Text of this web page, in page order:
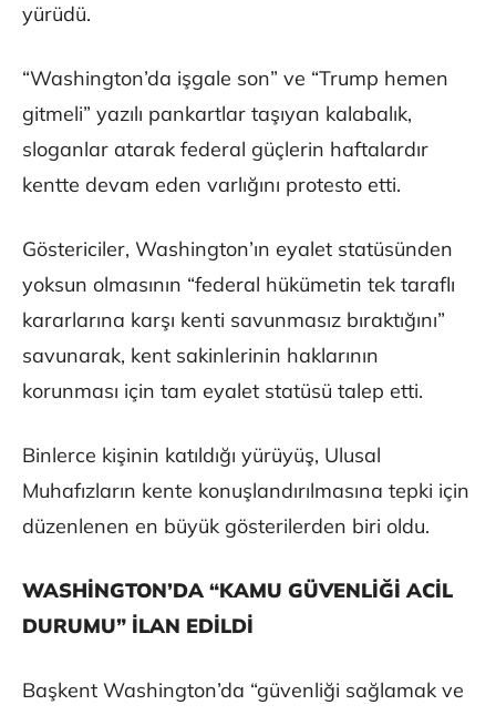
yürüdü.
“Washington’da işgale son” ve “Trump hemen
gitmeli” yazılı pankartlar taşıyan kalabalık,
sloganlar atarak federal güçlerin haftalardır
kentte devam eden varlığını protesto etti.
Göstericiler, Washington’ın eyalet statüsünden
yoksun olmasının “federal hükümetin tek taraflı
kararlarına karşı kenti savunmasız bıraktığını”
savunarak, kent sakinlerinin haklarının
korunması için tam eyalet statüsü talep etti.
Binlerce kişinin katıldığı yürüyüş, Ulusal
Muhafızların kente konuşlandırılmasına tepki için
düzenlenen en büyük gösterilerden biri oldu.
WASHİNGTON’DA “KAMU GÜVENLİĞİ ACİL
DURUMU” İLAN EDİLDİ
Başkent Washington’da “güvenliği sağlamak ve